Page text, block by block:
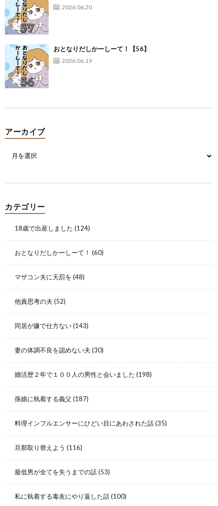
2026.06.20
おとなりだしかーしーて！【56】
2026.06.19
アーカイブ
カテゴリー
18歳で出産しました (124)
おとなりだしかーしーて！ (60)
マザコン夫に天罰を (48)
他責思考の夫 (52)
同居が嫌で仕方ない(143)
妻の体調不良を認めない夫 (30)
婚活歴２年で１００人の男性と会いました (198)
孫娘に執着する義父 (187)
料理インフルエンサーにひどい目にあわされた話(35)
旦那取り替えよう (116)
最低男が全てを失うまでの話(53)
私に執着する毒友にやり返した話(100)